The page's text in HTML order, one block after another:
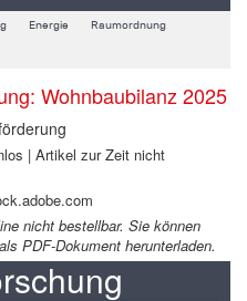
Energie Raumordnung
Wohnbaubilanz 2025
| Artikel zur Zeit nicht
nicht bestellbar. Sie können
PDF-Dokument herunterladen.